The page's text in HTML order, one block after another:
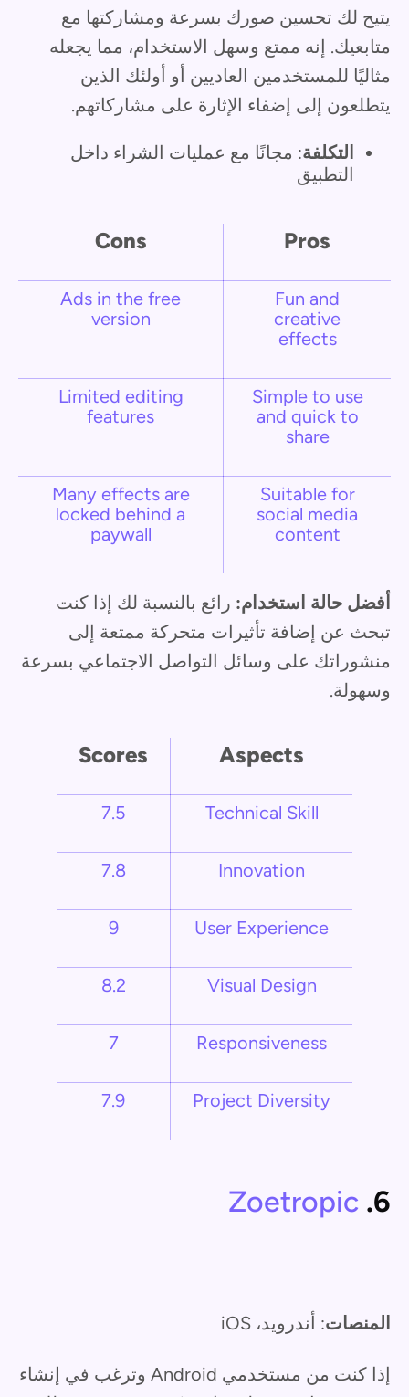
يتيح لك تحسين صورك بسرعة ومشاركتها مع
متابعيك. إنه ممتع وسهل الاستخدام، مما يجعله
مثاليًا للمستخدمين العاديين أو أولئك الذين
يتطلعون إلى إضفاء الإثارة على مشاركاتهم.
التكلفة: مجانًا مع عمليات الشراء داخل
التطبيق
Pros
Cons
Fun and
creative
effects
Ads in the free
version
Simple to use
and quick to
share
Limited editing
features
Suitable for
social media
content
Many effects are
locked behind a
paywall
أفضل حالة استخدام: رائع بالنسبة لك إذا كنت
تبحث عن إضافة تأثيرات متحركة ممتعة إلى
منشوراتك على وسائل التواصل الاجتماعي بسرعة
وسهولة.
Aspects
Scores
Technical Skill
7.5
Innovation
7.8
User Experience
9
Visual Design
8.2
Responsiveness
7
Project Diversity
7.9
6.
Zoetropic
المنصات: أندرويد، iOS
إذا كنت من مستخدمي Android وترغب في إنشاء